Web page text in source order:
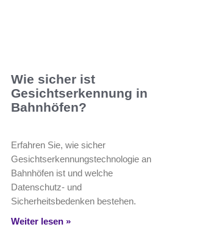
Wie sicher ist
Gesichtserkennung in
Bahnhöfen?
Erfahren Sie, wie sicher
Gesichtserkennungstechnologie an
Bahnhöfen ist und welche
Datenschutz- und
Sicherheitsbedenken bestehen.
Weiter lesen »